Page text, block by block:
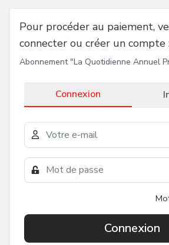
Pour procéder au paiement,
connecter ou créer un compte
Abonnement "La Quotidienne Annuel
Connexion
Connexion